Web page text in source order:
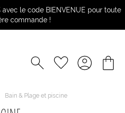
avec le code BIENVENUE pour toute
commande !
Bain & Plage et piscine